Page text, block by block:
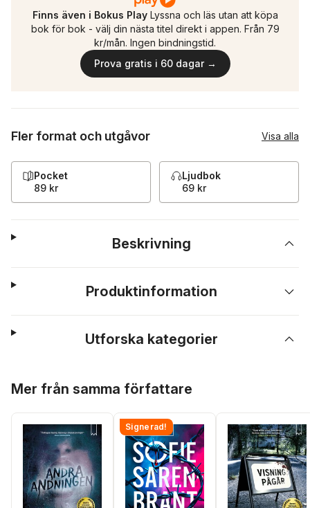
Finns även i Bokus Play Lyssna och läs utan att köpa
bok för bok - välj din nästa titel direkt i appen. Från 79
kr/mån. Ingen bindningstid.
Prova gratis i 60 dagar →
Fler format och utgåvor Visa alla
Pocket
89 kr
Ljudbok
69 kr
Beskrivning
Produktinformation
Utforska kategorier
Mer från samma författare
Signerad!